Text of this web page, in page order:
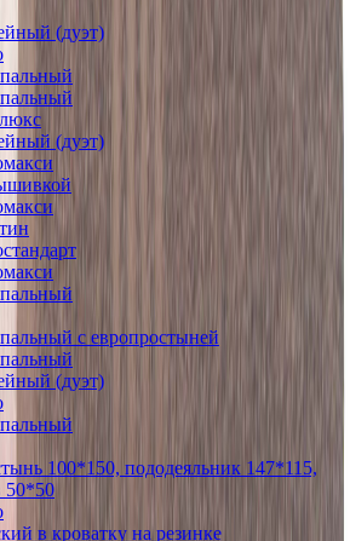
(дуэт)
(дуэт)
с европростыней
(дуэт)
100*150, пододеяльник 147*115,
50*50
в кроватку на резинке